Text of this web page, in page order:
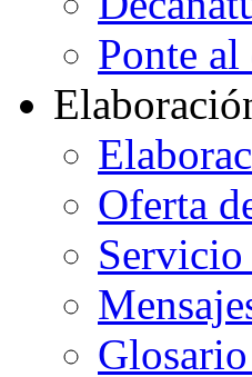
Ponte al
Oferta
Servicio